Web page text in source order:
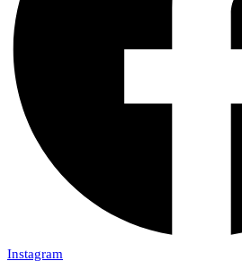
Instagram